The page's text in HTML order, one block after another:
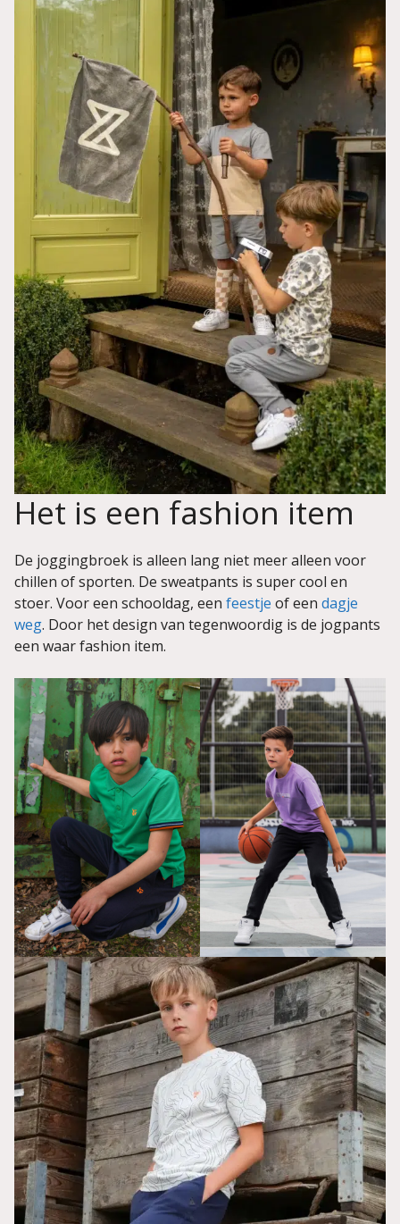
Het is een fashion item
De joggingbroek is alleen lang niet meer alleen voor
chillen of sporten. De sweatpants is super cool en
stoer. Voor een schooldag, een feestje of een dagje
weg. Door het design van tegenwoordig is de jogpants
een waar fashion item.